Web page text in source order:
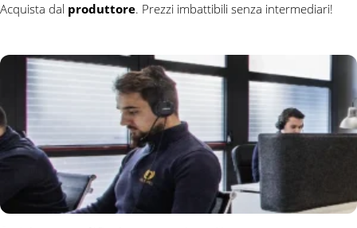
Acquista dal produttore. Prezzi imbattibili senza intermediari!